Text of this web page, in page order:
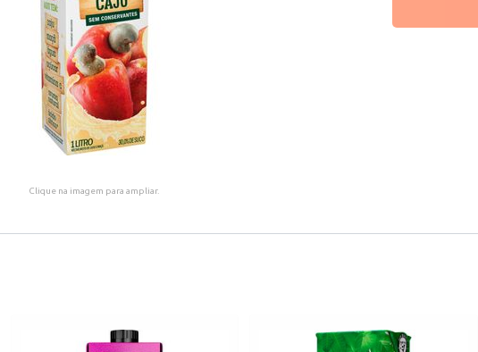
Clique na imagem para ampliar.